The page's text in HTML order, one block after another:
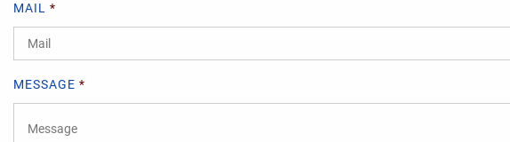
MAIL *
MESSAGE *